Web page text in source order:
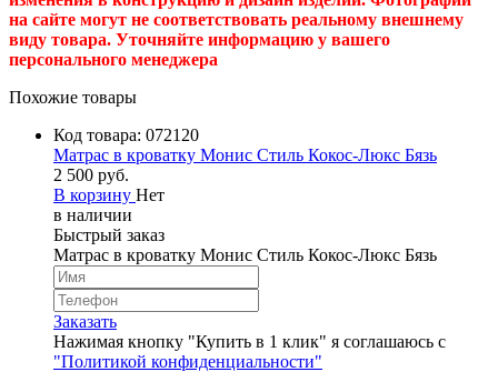
на сайте могут не соответствовать реальному внешнему
виду товара. Уточняйте информацию у вашего
персонального менеджера
Похожие товары
Код товара: 072120
Матрас в кроватку Монис Стиль Кокос-Люкс Бязь
2 500 руб.
В корзину Нет
в наличии
Быстрый заказ
Матрас в кроватку Монис Стиль Кокос-Люкс Бязь
Заказать
Нажимая кнопку "Купить в 1 клик" я соглашаюсь с
"Политикой конфиденциальности"